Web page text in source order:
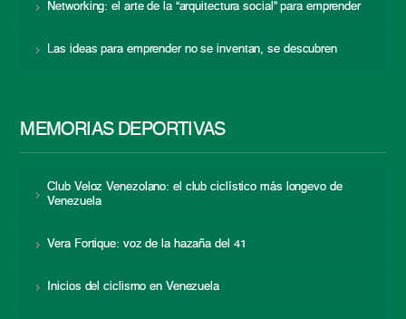
Networking: el arte de la “arquitectura social” para emprender
Las ideas para emprender no se inventan, se descubren
MEMORIAS DEPORTIVAS
Club Veloz Venezolano: el club ciclístico más longevo de
Venezuela
Vera Fortique: voz de la hazaña del 41
Inicios del ciclismo en Venezuela